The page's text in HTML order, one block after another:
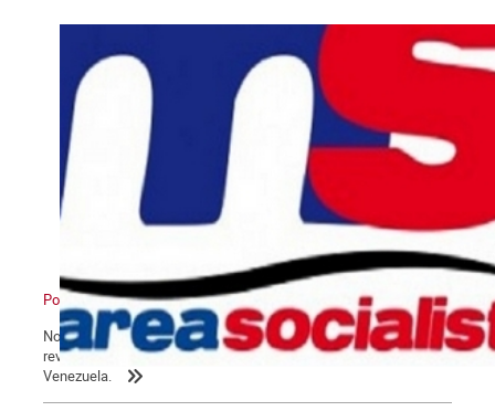
Pour un nouveau pôle
Nous reproduisons ici un article paru dans le numéro 663 de la
revue Alternativa Socialista, sur les derniers développements au
Venezuela.